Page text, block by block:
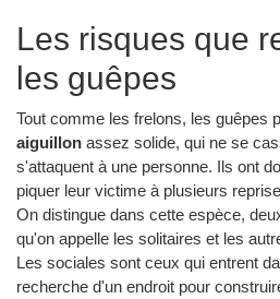
Les risques que
les guêpes
Tout comme les frelons, les guêpes
aiguillon assez solide, qui ne se
s'attaquent à une personne. Ils ont
piquer leur victime à plusieurs
On distingue dans cette espèce,
qu'on appelle les solitaires et les
Les sociales sont ceux qui entrent
recherche d'un endroit pour